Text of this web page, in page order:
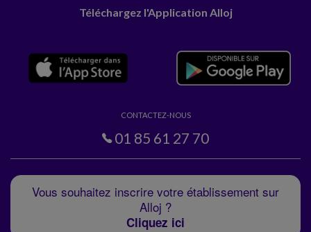
Téléchargez l'Application Alloj
CONTACTEZ-NOUS
01 85 61 27 70
Vous souhaitez inscrire votre établissement sur
Alloj ?
Cliquez ici